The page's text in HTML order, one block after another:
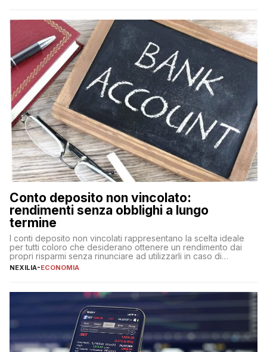
fare se non […]
Conto deposito non vincolato:
rendimenti senza obblighi a lungo
termine
I conti deposito non vincolati rappresentano la scelta ideale
per tutti coloro che desiderano ottenere un rendimento dai
propri risparmi senza rinunciare ad utilizzarli in caso di
necessità. A differenza delle forme vincolate tradizionali,
flessibilità e rendimento. Come funzionano […]
NEXILIA-ECONOMIA